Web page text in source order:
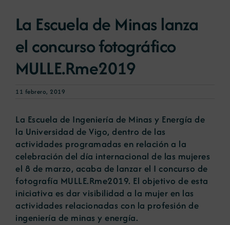
La Escuela de Minas lanza
el concurso fotográfico
MULLE.Rme2019
11 febrero, 2019
La Escuela de Ingeniería de Minas y Energía de
la Universidad de Vigo, dentro de las
actividades programadas en relación a la
celebración del día internacional de las mujeres
el 8 de marzo, acaba de lanzar el I concurso de
fotografía MULLE.Rme2019. El objetivo de esta
iniciativa es dar visibilidad a la mujer en las
actividades relacionadas con la profesión de
ingeniería de minas y energía.